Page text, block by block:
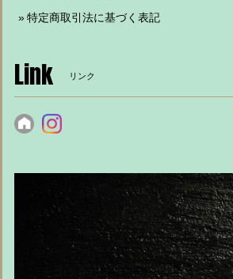
特定商取引法に基づく表記
Link リンク